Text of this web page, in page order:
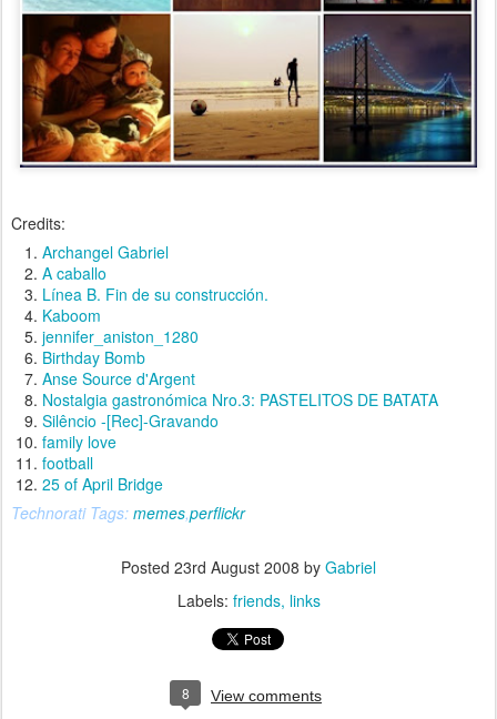
Credits:
Archangel Gabriel
A caballo
Línea B. Fin de su construcción.
Kaboom
jennifer_aniston_1280
Birthday Bomb
Anse Source d'Argent
Nostalgia gastronómica Nro.3: PASTELITOS DE BATATA
Silêncio -[Rec]-Gravando
family love
football
25 of April Bridge
Technorati Tags: memes,perflickr
Posted 23rd August 2008 by Gabriel
Labels: friends links
8 View comments